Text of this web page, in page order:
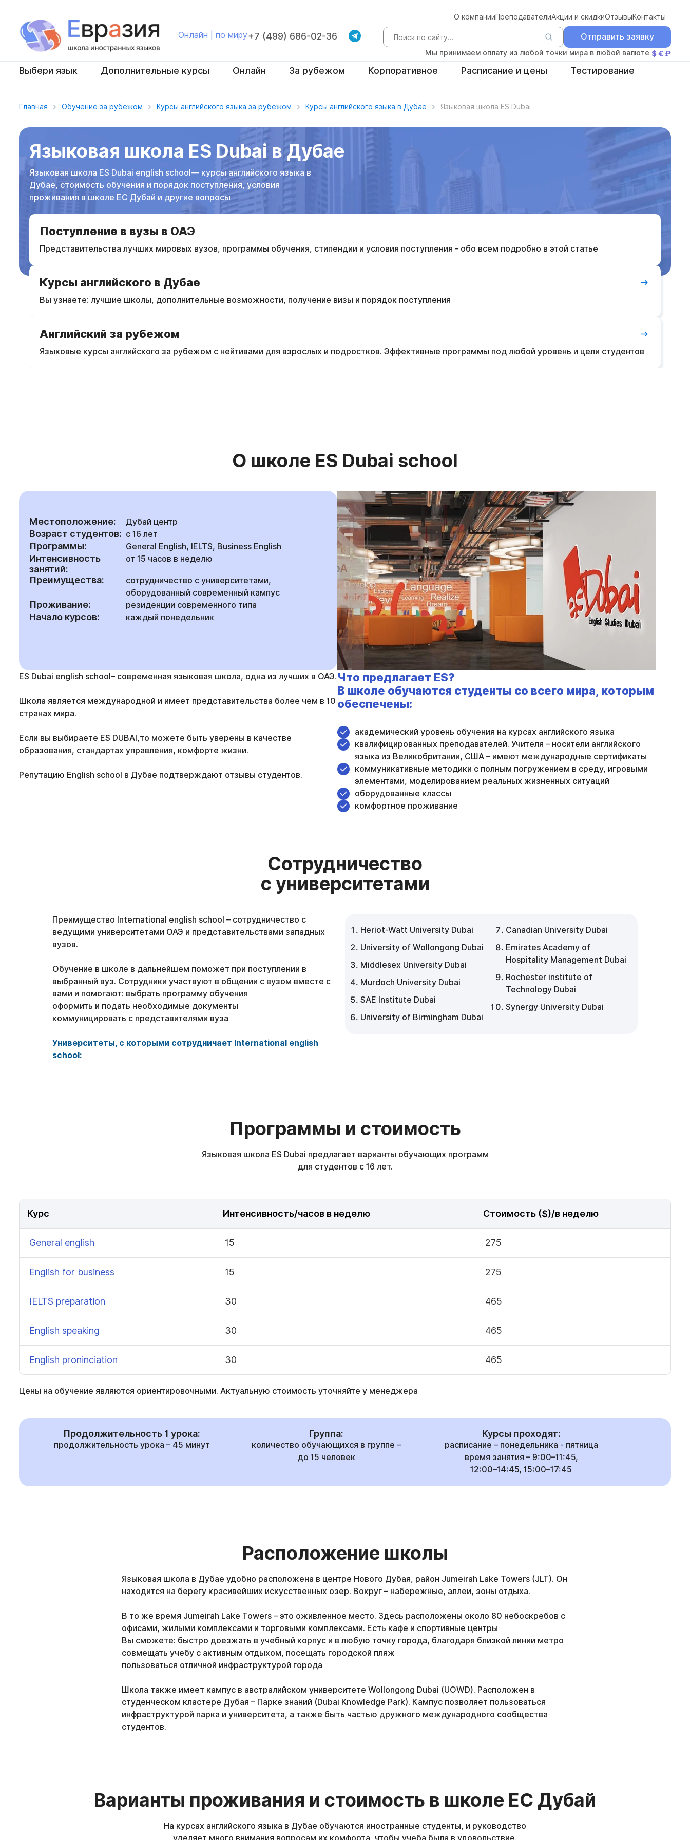
Онлайн | по миру
О компанииПреподавателиАкции и скидкиОтзывыКонтакты
+7 (499) 686-02-36 Отправить заявку
Мы принимаем оплату из любой точки мира в любой валюте $ € ₽
Выбери язык Дополнительные курсы Онлайн За рубежом Корпоративное Расписание и цены Тестирование
Главная Обучение за рубежом Курсы английского языка за рубежом Курсы английского языка в Дубае Языковая школа ES Dubai
Языковая школа ES Dubai в Дубае
Языковая школа ES Dubai english school— курсы английского языка в
Дубае, стоимость обучения и порядок поступления, условия
проживания в школе ЕС Дубай и другие вопросы
Поступление в вузы в ОАЭ
Представительства лучших мировых вузов, программы обучения, стипендии и условия поступления - обо всем подробно в этой статье
Курсы английского в Дубае
Вы узнаете: лучшие школы, дополнительные возможности, получение визы и порядок поступления
Английский за рубежом
Языковые курсы английского за рубежом с нейтивами для взрослых и подростков. Эффективные программы под любой уровень и цели студентов
О школе ES Dubai school
Местоположение: Дубай центр
Возраст студентов: с 16 лет
Программы: General English, IELTS, Business English
Интенсивность
занятий:
от 15 часов в неделю
Преимущества:
сотрудничество с университетами,
оборудованный современный кампус
Проживание: резиденции современного типа
Начало курсов: каждый понедельник
ES Dubai english school– современная языковая школа, одна из лучших в ОАЭ.
Школа является международной и имеет представительства более чем в 10
странах мира.
Если вы выбираете ES DUBAI,то можете быть уверены в качестве
образования, стандартах управления, комфорте жизни.
Репутацию English school в Дубае подтверждают отзывы студентов.
Что предлагает ES?
В школе обучаются студенты со всего мира, которым
обеспечены:
академический уровень обучения на курсах английского языка
квалифицированных преподавателей. Учителя – носители английского
языка из Великобритании, США – имеют международные сертификаты
коммуникативные методики с полным погружением в среду, игровыми
элементами, моделированием реальных жизненных ситуаций
оборудованные классы
комфортное проживание
Сотрудничество
с университетами
Преимущество International english school – сотрудничество с
ведущими университетами ОАЭ и представительствами западных
вузов.
Обучение в школе в дальнейшем поможет при поступлении в
выбранный вуз. Сотрудники участвуют в общении с вузом вместе с
вами и помогают: выбрать программу обучения
оформить и подать необходимые документы
коммуницировать с представителями вуза
Университеты, с которыми сотрудничает International english
school:
Heriot-Watt University Dubai
University of Wollongong Dubai
Middlesex University Dubai
Murdoch University Dubai
SAE Institute Dubai
University of Birmingham Dubai
Canadian University Dubai
Emirates Academy of
Hospitality Management Dubai
Rochester institute of
Technology Dubai
Synergy University Dubai
Программы и стоимость
Языковая школа ES Dubai предлагает варианты обучающих программ
для студентов с 16 лет.
Курс Интенсивность/часов в неделю Стоимость ($)/в неделю
General english 15 275
English for business 15 275
IELTS preparation 30 465
English speaking 30 465
English proninciation 30 465
Цены на обучение являются ориентировочными. Актуальную стоимость уточняйте у менеджера
Продолжительность 1 урока:
продолжительность урока – 45 минут
Группа:
количество обучающихся в группе –
до 15 человек
Курсы проходят:
расписание – понедельника - пятница
время занятия – 9:00–11:45,
12:00–14:45, 15:00–17:45
Расположение школы
Языковая школа в Дубае удобно расположена в центре Нового Дубая, район Jumeirah Lake Towers (JLT). Он
находится на берегу красивейших искусственных озер. Вокруг – набережные, аллеи, зоны отдыха.
В то же время Jumeirah Lake Towers – это оживленное место. Здесь расположены около 80 небоскребов с
офисами, жилыми комплексами и торговыми комплексами. Есть кафе и спортивные центры
Вы сможете: быстро доезжать в учебный корпус и в любую точку города, благодаря близкой линии метро
совмещать учебу с активным отдыхом, посещать городской пляж
пользоваться отличной инфраструктурой города
Школа также имеет кампус в австралийском университете Wollongong Dubai (UOWD). Расположен в
студенческом кластере Дубая – Парке знаний (Dubai Knowledge Park). Кампус позволяет пользоваться
инфраструктурой парка и университета, а также быть частью дружного международного сообщества
студентов.
Варианты проживания и стоимость в школе ЕС Дубай
На курсах английского языка в Дубае обучаются иностранные студенты, и руководство